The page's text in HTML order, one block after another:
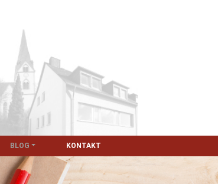
BLOG KONTAKT